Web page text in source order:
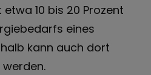
10 bis 20 Prozent
eines
kann auch dort